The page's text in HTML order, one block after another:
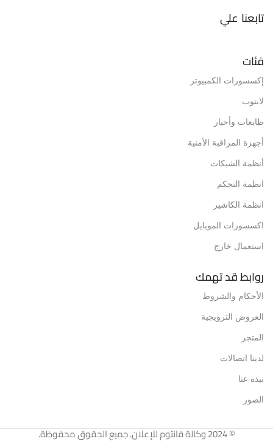
تابعنا علي
فئات
إكسسورات الكمبيوتر
لابتوب
طابعات وأحبار
أجهزة المراقبة الأمنية
أنظمة الشبكات
انظمة التحكم
انظمة الكاشير
اكسسورات الموبايل
استعمال خارج
روابط قد تهمك
الأحكام والشروط
العروض الترويجية
المتجر
لدينا اتصالات
نبذه عنا
الصور
© 2024 وكالة فانتوم للإعلان. جميع الحقوق محفوظة.